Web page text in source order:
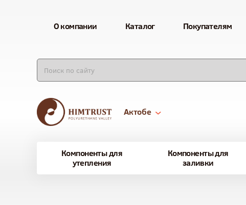
О компании Каталог Покупателям
Актобе
Компоненты для
утепления
Компоненты для
заливки